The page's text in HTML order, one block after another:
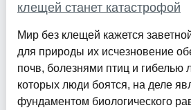
клещей станет катастрофой
Мир без клещей кажется
для природы их исчезновение
почв, болезнями птиц и гибелью
которых люди боятся, на деле
фундаментом биологического